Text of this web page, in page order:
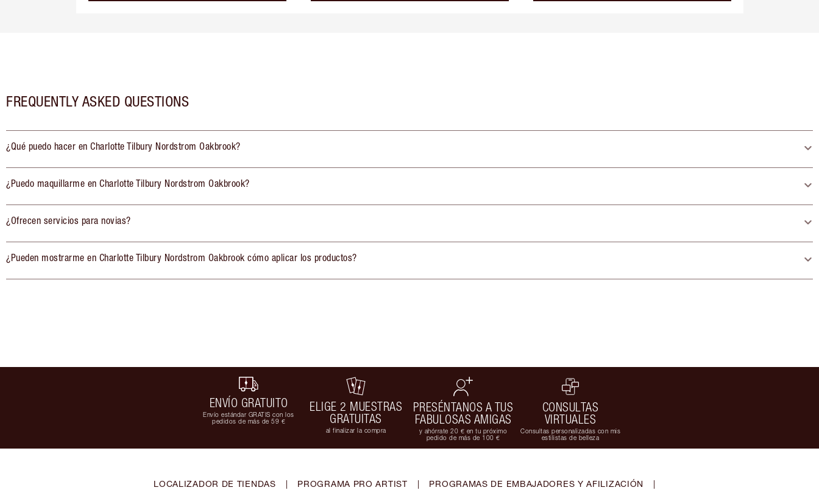
FREQUENTLY ASKED QUESTIONS
¿Qué puedo hacer en Charlotte Tilbury Nordstrom Oakbrook?
¿Puedo maquillarme en Charlotte Tilbury Nordstrom Oakbrook?
¿Ofrecen servicios para novias?
¿Pueden mostrarme en Charlotte Tilbury Nordstrom Oakbrook cómo aplicar los productos?
ENVÍO GRATUITO
Envío estándar GRATIS con los
pedidos de más de 59 €
ELIGE 2 MUESTRAS
GRATUITAS
al finalizar la compra
PRESÉNTANOS A TUS
FABULOSAS AMIGAS
y ahórrate 20 € en tu próximo
pedido de más de 100 €
CONSULTAS
VIRTUALES
Consultas personalizadas con mis
estilistas de belleza
LOCALIZADOR DE TIENDAS | PROGRAMA PRO ARTIST | PROGRAMAS DE EMBAJADORES Y AFILIZACIÓN |